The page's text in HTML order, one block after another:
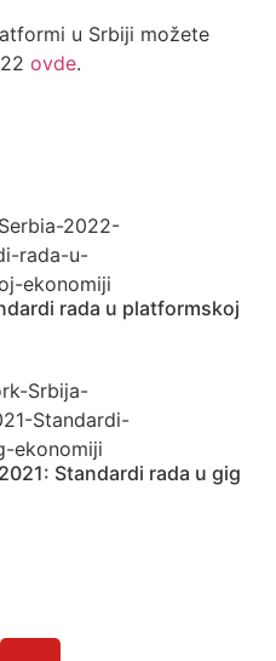
u Srbiji možete
ovde.
rada u platformskoj
Standardi rada u gig